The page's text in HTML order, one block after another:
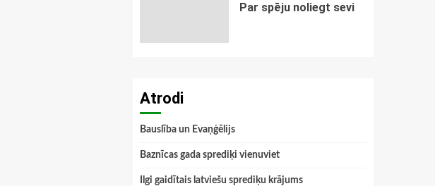
Par spēju noliegt sevi
Atrodi
Bauslība un Evaņģēlijs
Baznīcas gada sprediķi vienuviet
Ilgi gaidītais latviešu sprediķu krājums